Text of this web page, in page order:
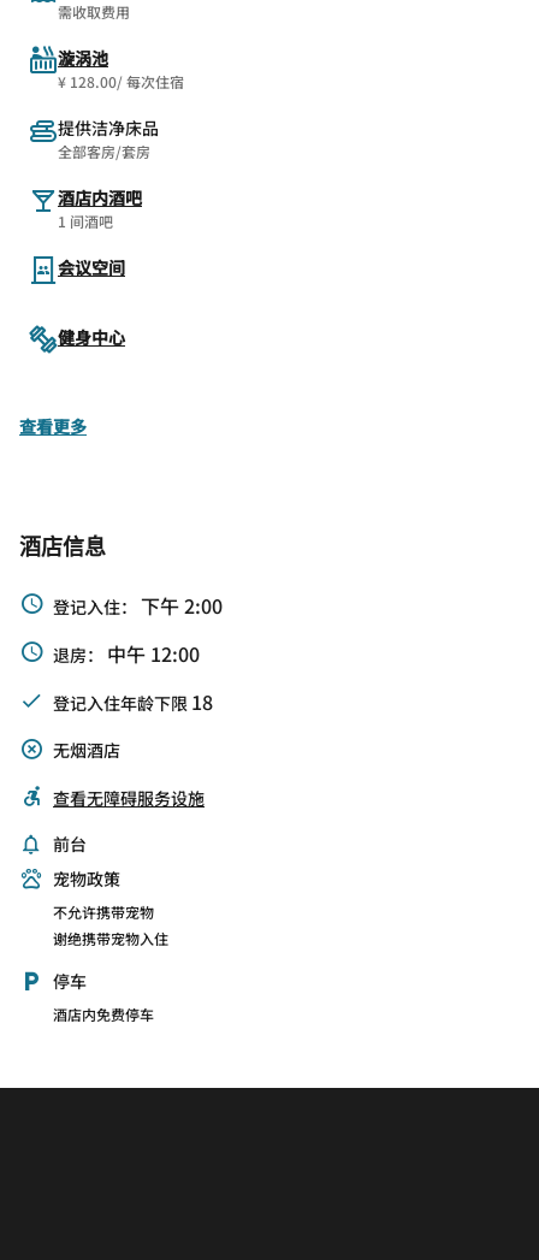
需收取费用
漩涡池
¥ 128.00/ 每次住宿
提供洁净床品
全部客房/套房
酒店内酒吧
1 间酒吧
会议空间
健身中心
查看更多
酒店信息
登记入住： 下午 2:00
退房： 中午 12:00
登记入住年龄下限 18
无烟酒店
查看无障碍服务设施
前台
宠物政策
不允许携带宠物
谢绝携带宠物入住
停车
酒店内免费停车